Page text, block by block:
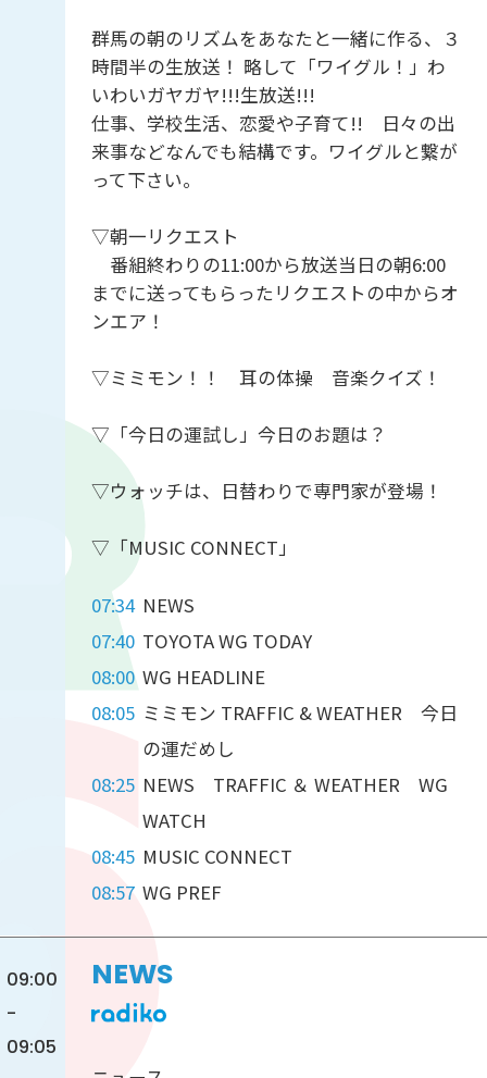
群馬の朝のリズムをあなたと一緒に作る、３
時間半の生放送！ 略して「ワイグル！」わ
いわいガヤガヤ!!!生放送!!!
仕事、学校生活、恋愛や子育て!! 日々の出
来事などなんでも結構です。ワイグルと繋が
って下さい。
▽朝一リクエスト
番組終わりの11:00から放送当日の朝6:00
までに送ってもらったリクエストの中からオ
ンエア！
▽ミミモン！！ 耳の体操 音楽クイズ！
▽「今日の運試し」今日のお題は？
▽ウォッチは、日替わりで専門家が登場！
▽「MUSIC CONNECT」
07:34 NEWS
07:40 TOYOTA WG TODAY
08:00 WG HEADLINE
08:05 ミミモン TRAFFIC & WEATHER 今日
の運だめし
08:25 NEWS TRAFFIC ＆ WEATHER WG
WATCH
08:45 MUSIC CONNECT
08:57 WG PREF
09:00
-
09:05
NEWS